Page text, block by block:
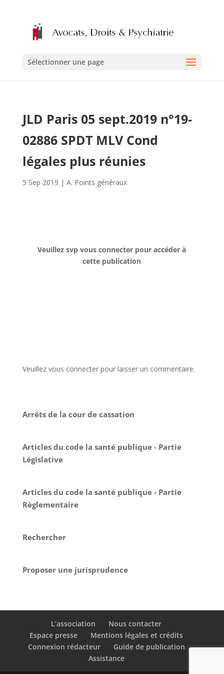
Sélectionner une page
JLD Paris 05 sept.2019 n°19-
02886 SPDT MLV Cond
légales plus réunies
5 Sep 2019 | A. Points généraux
Veuillez svp vous connecter pour accéder à
cette publication
Veuillez vous connecter pour laisser un commentaire.
Arrêts de la cour de cassation
Articles du code la santé publique - Partie
Législative
Articles du code la santé publique - Partie
Règlementaire
Rechercher
Proposer une jurisprudence
L’association
Nous contacter
Espace presse
Mentions légales et crédits
Connexion rédacteur
Guide de publication
Assistance